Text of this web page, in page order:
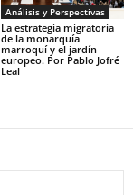
Análisis y Perspectivas
La estrategia migratoria
de la monarquía
marroquí y el jardín
europeo. Por Pablo Jofré
Leal